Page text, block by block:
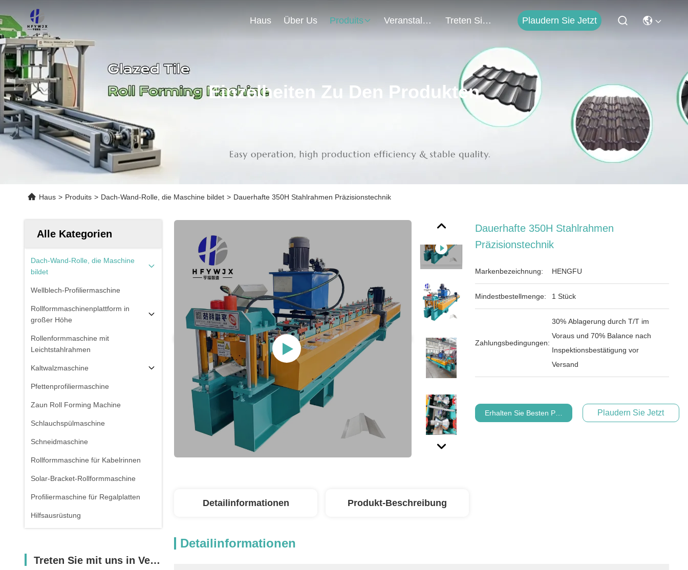
Haus Über Us Produits Veranstaltungen Treten Sie Mit Uns In Verbindung Plaudern Sie Jetzt
Einzelheiten Zu Den Produkten
Haus > Produits > Dach-Wand-Rolle, die Maschine bildet > Dauerhafte 350H Stahlrahmen Präzisionstechnik
Alle Kategorien
Dach-Wand-Rolle, die Maschine
bildet
Wellblech-Profiliermaschine
Rollformmaschinenplattform in
großer Höhe
Rollenformmaschine mit
Leichtstahlrahmen
Kaltwalzmaschine
Pfettenprofiliermaschine
Zaun Roll Forming Machine
Schlauchspülmaschine
Schneidmaschine
Rollformmaschine für Kabelrinnen
Solar-Bracket-Rollformmaschine
Profiliermaschine für Regalplatten
Hilfsausrüstung
Treten Sie mit uns in Verbindung
Dauerhafte 350H Stahlrahmen
Präzisionstechnik
Markenbezeichnung: HENGFU
Mindestbestellmenge: 1 Stück
Zahlungsbedingungen:
30% Ablagerung durch T/T im
Voraus und 70% Balance nach
Inspektionsbestätigung vor
Versand
Erhalten Sie Besten Preis Plaudern Sie Jetzt
Detailinformationen Produkt-Beschreibung
Detailinformationen